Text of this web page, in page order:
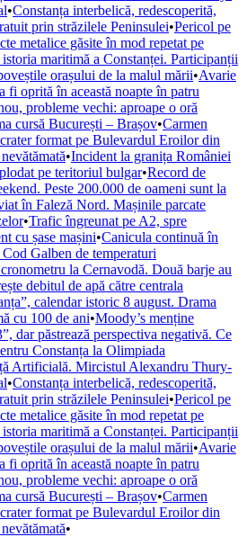
•Constanța interbelică, redescoperită,
prin străzilele Peninsulei•Pericol pe
metalice găsite în mod repetat pe
maritimă a Constanței. Participanții
orașului de la malul mării•Avarie
oprită în această noapte în patru
probleme vechi: aproape o oră
cursă București – Brașov•Carmen
format pe Bulevardul Eroilor din
•Incident la granița României
pe teritoriul bulgar•Record de
Peste 200.000 de oameni sunt la
în Faleză Nord. Mașinile parcate
•Trafic îngreunat pe A2, spre
cu șase mașini•Canicula continuă în
Galben de temperaturi
la Cernavodă. Două barje au
debitul de apă către centrala
calendar istoric 8 august. Drama
cu 100 de ani•Moody’s menține
dar păstrează perspectiva negativă. Ce
Constanța la Olimpiada
Artificială. Mircistul Alexandru Thury-
•Constanța interbelică, redescoperită,
prin străzilele Peninsulei•Pericol pe
metalice găsite în mod repetat pe
maritimă a Constanței. Participanții
orașului de la malul mării•Avarie
oprită în această noapte în patru
probleme vechi: aproape o oră
cursă București – Brașov•Carmen
format pe Bulevardul Eroilor din
•